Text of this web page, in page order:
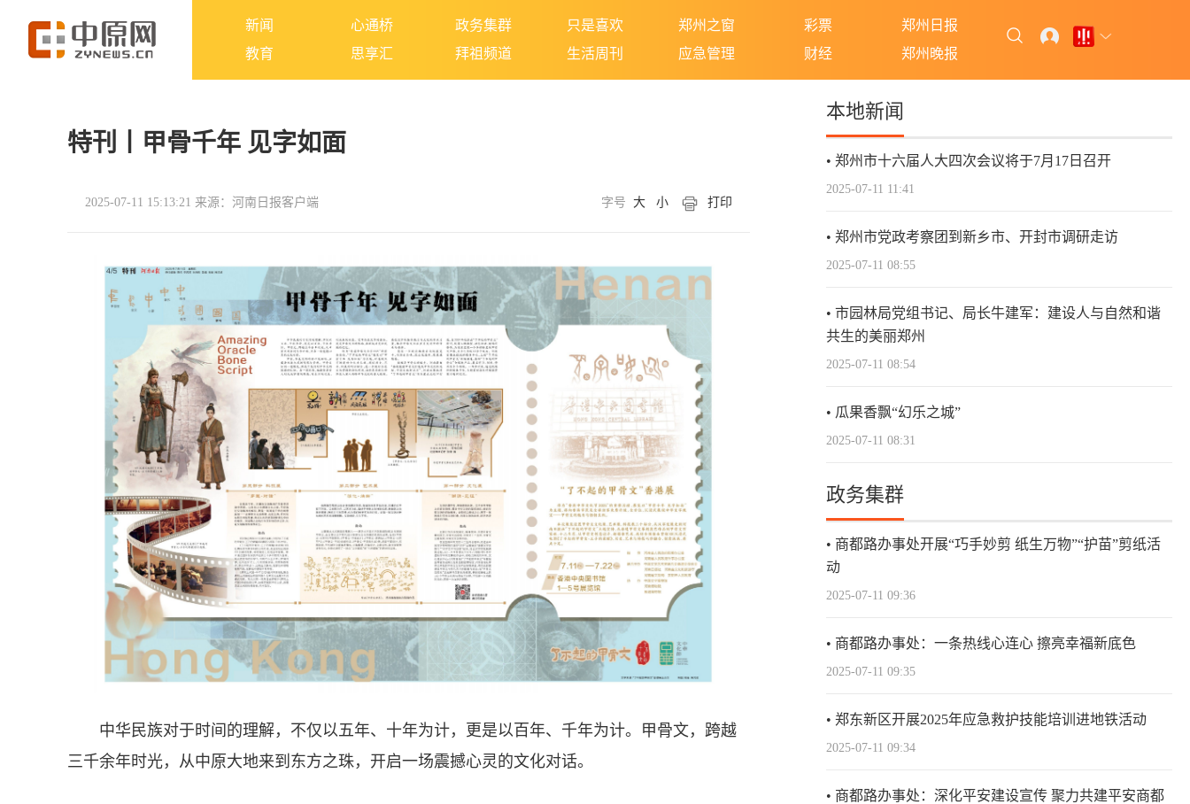
新闻 心通桥 政务集群 只是喜欢 郑州之窗 彩票
郑州日报
教育
思享汇 拜祖频道 生活周刊 应急管理 财经 郑州晚报
特刊丨甲骨千年 见字如面
2025-07-11 15:13:21 来源：河南日报客户端 字号 大 小 打印
中华民族对于时间的理解，不仅以五年、十年为计，更是以百年、千年为计。甲骨文，跨越
三千余年时光，从中原大地来到东方之珠，开启一场震撼心灵的文化对话。
本地新闻
郑州市十六届人大四次会议将于7月17日召开
2025-07-11 11:41
郑州市党政考察团到新乡市、开封市调研走访
2025-07-11 08:55
市园林局党组书记、局长牛建军：建设人与自然和谐
共生的美丽郑州
2025-07-11 08:54
瓜果香飘“幻乐之城”
2025-07-11 08:31
政务集群
商都路办事处开展“巧手妙剪 纸生万物”“护苗”剪纸活
动
2025-07-11 09:36
商都路办事处：一条热线心连心 擦亮幸福新底色
2025-07-11 09:35
郑东新区开展2025年应急救护技能培训进地铁活动
2025-07-11 09:34
商都路办事处：深化平安建设宣传 聚力共建平安商都